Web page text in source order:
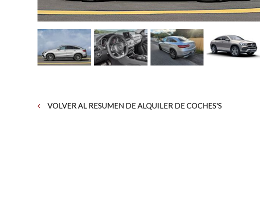
VOLVER AL RESUMEN DE ALQUILER DE COCHES'S